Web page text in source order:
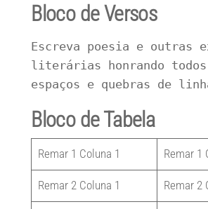
Bloco de Versos
Escreva poesia e outras
literárias honrando
espaços e quebras de
Bloco de Tabela
Remar 1 Coluna 1 Remar 1
Remar 2 Coluna 1 Remar 2